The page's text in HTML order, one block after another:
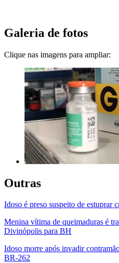
Galeria de fotos
Clique nas imagens para ampliar:
Outras
Idoso é preso suspeito de estuprar
Menina vítima de queimaduras é
Divinópolis para BH
Idoso morre após invadir
BR-262